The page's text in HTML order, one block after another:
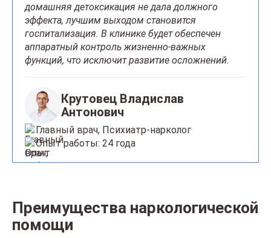
домашняя детоксикация не дала должного
эффекта, лучшим выходом становится
госпитализация. В клинике будет обеспечен
аппаратный контроль жизненно-важных
функций, что исключит развитие осложнений.
Крутовец Владислав
Антонович
Главный врач, Психиатр-нарколог
Опыт работы: 24 года
Преимущества наркологической
помощи